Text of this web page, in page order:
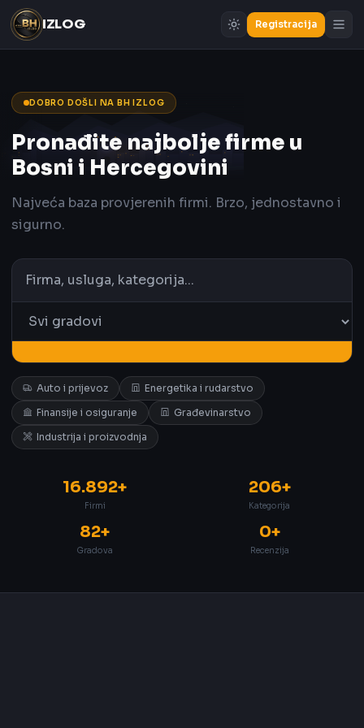
IZLOG Registracija
DOBRO DOŠLI NA BH IZLOG
Pronađite najbolje firme u
Bosni i Hercegovini
Najveća baza provjerenih firmi. Brzo, jednostavno i
sigurno.
Auto i prijevoz
Energetika i rudarstvo
Finansije i osiguranje
Građevinarstvo
Industrija i proizvodnja
16.892+
Firmi
206+
Kategorija
82+
Gradova
0+
Recenzija